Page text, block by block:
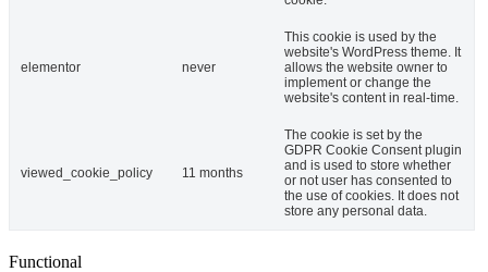
elementor never
This cookie is used by the
website's WordPress theme. It
allows the website owner to
implement or change the
website's content in real-time.
viewed_cookie_policy 11 months
The cookie is set by the
GDPR Cookie Consent plugin
and is used to store whether
or not user has consented to
the use of cookies. It does not
store any personal data.
Functional